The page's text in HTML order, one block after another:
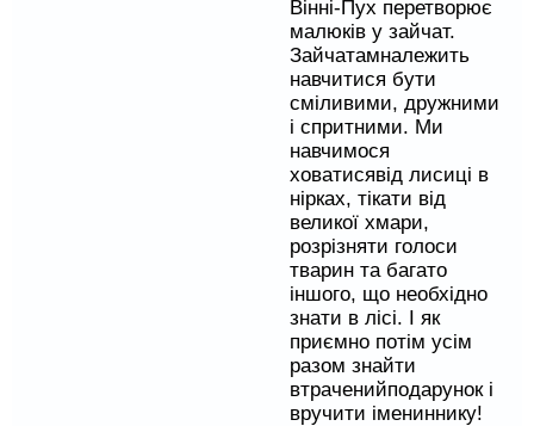
Вінні-Пух перетворює
малюків у зайчат.
Зайчатамналежить
навчитися бути
сміливими, дружними
і спритними. Ми
навчимося
ховатисявід лисиці в
нірках, тікати від
великої хмари,
розрізняти голоси
тварин та багато
іншого, що необхідно
знати в лісі. І як
приємно потім усім
разом знайти
втраченийподарунок і
вручити імениннику!